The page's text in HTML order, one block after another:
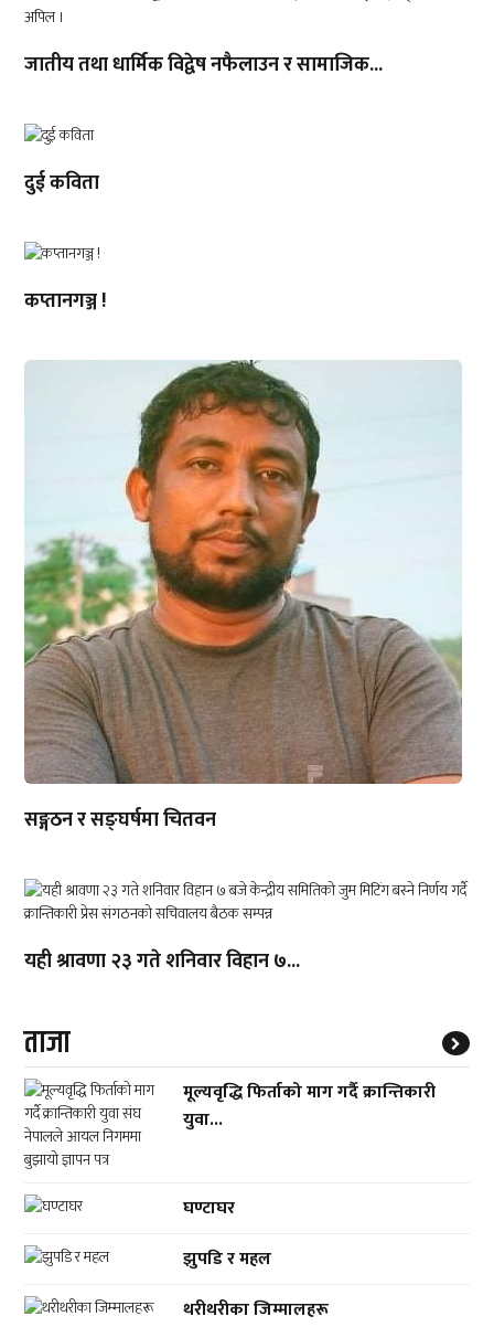
जातीय तथा धार्मिक विद्वेष नफैलाउन र सामाजिक...
दुई कविता
कप्तानगञ्ज !
सङ्गठन र सङ्घर्षमा चितवन
यही श्रावणा २३ गते शनिवार विहान ७...
ताजा
मूल्यवृद्धि फिर्ताको माग गर्दै क्रान्तिकारी
युवा...
घण्टाघर
झुपडि र महल
थरीथरीका जिम्मालहरू